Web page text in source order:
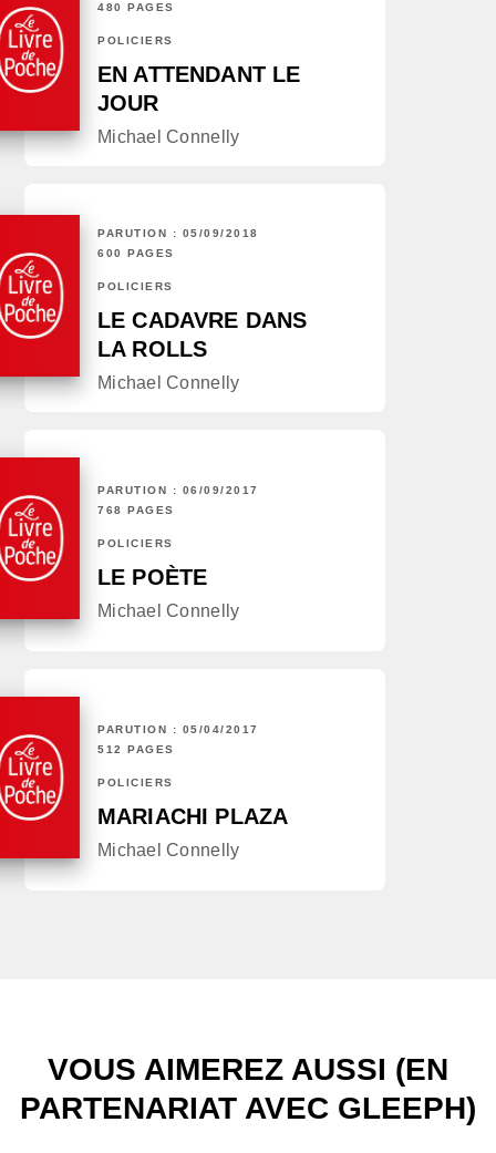
480 PAGES
POLICIERS
EN ATTENDANT LE
JOUR
Michael Connelly
PARUTION : 05/09/2018
600 PAGES
POLICIERS
LE CADAVRE DANS
LA ROLLS
Michael Connelly
PARUTION : 06/09/2017
768 PAGES
POLICIERS
LE POÈTE
Michael Connelly
PARUTION : 05/04/2017
512 PAGES
POLICIERS
MARIACHI PLAZA
Michael Connelly
VOUS AIMEREZ AUSSI (EN
PARTENARIAT AVEC GLEEPH)